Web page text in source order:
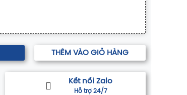
THÊM VÀO GIỎ HÀNG
Kết nối Zalo
Hỗ trợ 24/7